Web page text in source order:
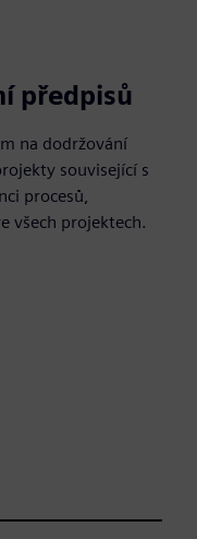
předpisů
na dodržování
související s
procesů,
všech projektech.